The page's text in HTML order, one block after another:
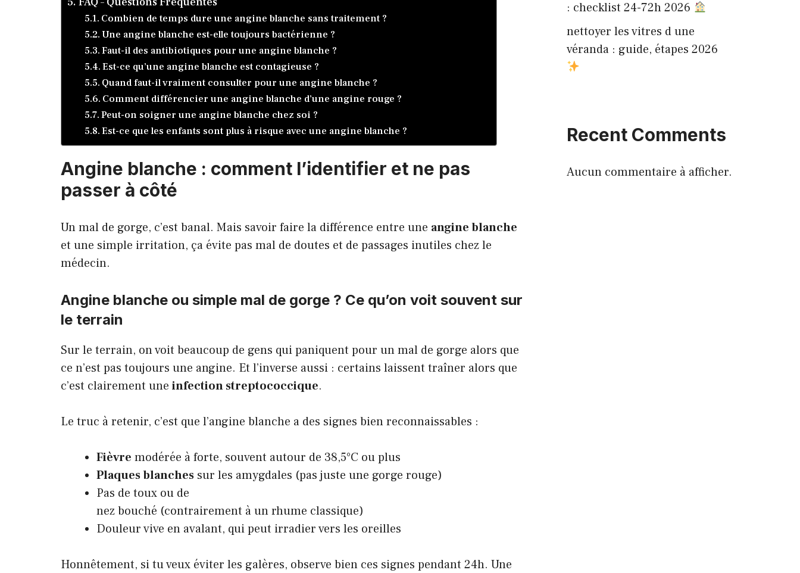
Combien de temps dure une angine blanche sans traitement ?
Une angine blanche est-elle toujours bactérienne ?
Faut-il des antibiotiques pour une angine blanche ?
Est-ce qu’une angine blanche est contagieuse ?
Quand faut-il vraiment consulter pour une angine blanche ?
Comment différencier une angine blanche d’une angine rouge ?
Peut-on soigner une angine blanche chez soi ?
Est-ce que les enfants sont plus à risque avec une angine blanche ?
Angine blanche : comment l’identifier et ne pas
passer à côté
Un mal de gorge, c’est banal. Mais savoir faire la différence entre une angine blanche
et une simple irritation, ça évite pas mal de doutes et de passages inutiles chez le
médecin.
Angine blanche ou simple mal de gorge ? Ce qu’on voit souvent sur
le terrain
Sur le terrain, on voit beaucoup de gens qui paniquent pour un mal de gorge alors que
ce n’est pas toujours une angine. Et l’inverse aussi : certains laissent traîner alors que
c’est clairement une infection streptococcique.
Le truc à retenir, c’est que l’angine blanche a des signes bien reconnaissables :
Fièvre modérée à forte, souvent autour de 38,5°C ou plus
Plaques blanches sur les amygdales (pas juste une gorge rouge)
Pas de toux ou de
nez bouché (contrairement à un rhume classique)
Douleur vive en avalant, qui peut irradier vers les oreilles
Honnêtement, si tu veux éviter les galères, observe bien ces signes pendant 24h. Une
: checklist 24-72h 2026
nettoyer les vitres d une
véranda : guide, étapes 2026
Recent Comments
Aucun commentaire à afficher.